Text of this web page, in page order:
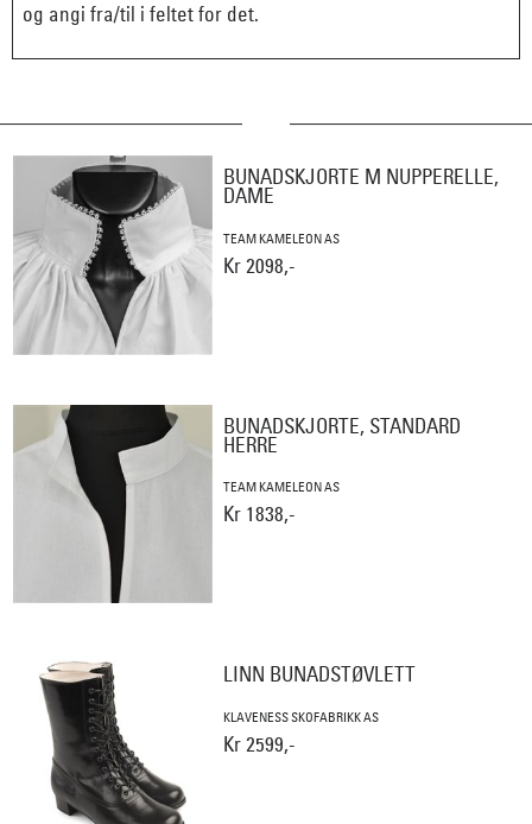
og angi fra/til i feltet for det.
BUNADSKJORTE M NUPPERELLE,
DAME
TEAM KAMELEON AS
Kr 2098,-
BUNADSKJORTE, STANDARD
HERRE
TEAM KAMELEON AS
Kr 1838,-
LINN BUNADSTØVLETT
KLAVENESS SKOFABRIKK AS
Kr 2599,-